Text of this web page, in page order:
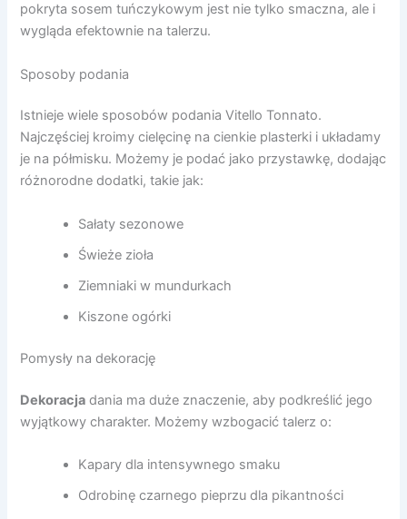
pokryta sosem tuńczykowym jest nie tylko smaczna, ale i
wygląda efektownie na talerzu.
Sposoby podania
Istnieje wiele sposobów podania Vitello Tonnato.
Najczęściej kroimy cielęcinę na cienkie plasterki i układamy
je na półmisku. Możemy je podać jako przystawkę, dodając
różnorodne dodatki, takie jak:
Sałaty sezonowe
Świeże zioła
Ziemniaki w mundurkach
Kiszone ogórki
Pomysły na dekorację
Dekoracja dania ma duże znaczenie, aby podkreślić jego
wyjątkowy charakter. Możemy wzbogacić talerz o:
Kapary dla intensywnego smaku
Odrobinę czarnego pieprzu dla pikantności